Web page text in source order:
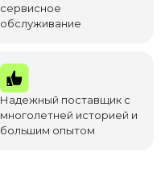
сервисное
обслуживание
Надежный поставщик с
многолетней историей и
большим опытом